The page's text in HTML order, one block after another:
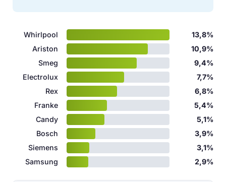
Whirlpool
13,8%
Ariston
10,9%
Smeg
9,4%
Electrolux
7,7%
Rex
6,8%
Franke
5,4%
Candy
5,1%
Bosch
3,9%
Siemens
3,1%
Samsung
2,9%